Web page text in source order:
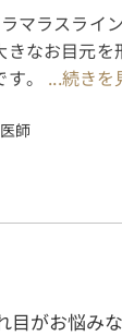
マラスライ
きなお目元
。 ...続きを
師
目がお悩み